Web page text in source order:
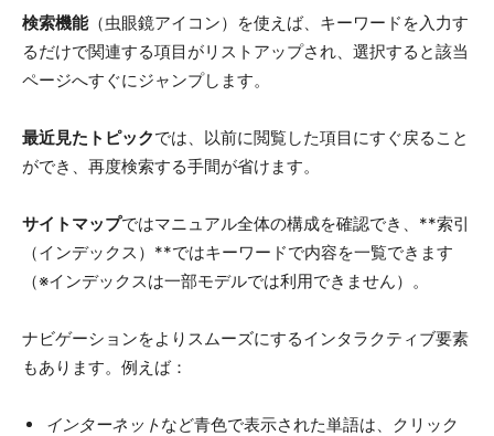
検索機能（虫眼鏡アイコン）を使えば、キーワードを入力す
るだけで関連する項目がリストアップされ、選択すると該当
ページへすぐにジャンプします。
最近見たトピックでは、以前に閲覧した項目にすぐ戻ること
ができ、再度検索する手間が省けます。
サイトマップではマニュアル全体の構成を確認でき、**索引
（インデックス）**ではキーワードで内容を一覧できます
（※インデックスは一部モデルでは利用できません）。
ナビゲーションをよりスムーズにするインタラクティブ要素
もあります。例えば：
インターネットなど青色で表示された単語は、クリック